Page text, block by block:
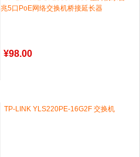
兆5口PoE网络交换机桥接延长器
¥98.00
TP-LINK YLS220PE-16G2F 交换机